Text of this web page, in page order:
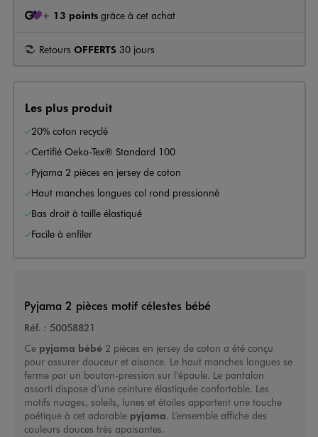
+ 13 points grâce à cet achat
Retours OFFERTS 30 jours
Les plus produit
20% coton recyclé
Certifié Oeko-Tex® Standard 100
Pyjama 2 pièces en jersey de coton
Haut manches longues col rond pressionné
Bas droit à taille élastiqué
Facile à enfiler
Pyjama 2 pièces motif célestes bébé
Réf. : 50058821
Ce pyjama bébé2 pièces en jersey de coton a été conçu
pour assurer douceur et aisance. Le haut manches longues se
ferme par un bouton-pression sur l’épaule. Le pantalon
assorti dispose d’une ceinture élastiquée confortable. Les
motifs nuages, soleils, lunes et étoiles apportent une touche
poétique à cet adorable pyjama. L’ensemble affiche des
couleurs douces très apaisantes.